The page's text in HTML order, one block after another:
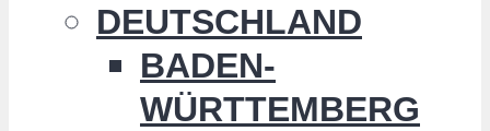
DEUTSCHLAND
BADEN-
WÜRTTEMBERG